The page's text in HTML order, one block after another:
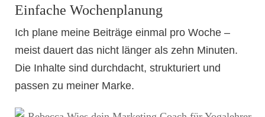
Einfache Wochenplanung
Ich plane meine Beiträge einmal pro Woche –
meist dauert das nicht länger als zehn Minuten.
Die Inhalte sind durchdacht, strukturiert und
passen zu meiner Marke.